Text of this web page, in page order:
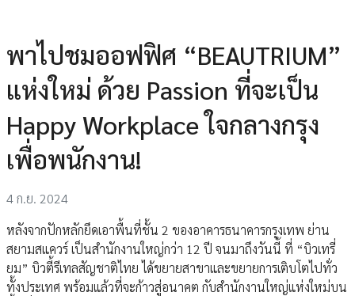
พาไปชมออฟฟิศ “BEAUTRIUM”
แห่งใหม่ ด้วย Passion ที่จะเป็น
Happy Workplace ใจกลางกรุง
เพื่อพนักงาน!
4 ก.ย. 2024
หลังจากปักหลักยึดเอาพื้นที่ชั้น 2 ของอาคารธนาคารกรุงเทพ ย่าน
สยามสแควร์ เป็นสำนักงานใหญ่กว่า 12 ปี จนมาถึงวันนี้ ที่ “บิวเทรี่
ยม” บิวตี้รีเทลสัญชาติไทย ได้ขยายสาขาและขยายการเติบโตไปทั่ว
ทั้งประเทศ พร้อมแล้วที่จะก้าวสู่อนาคต กับสำนักงานใหญ่แห่งใหม่บน